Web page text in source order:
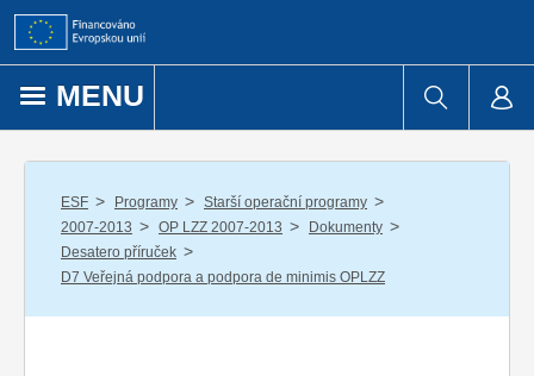
Přejít k obsahu
MENU
ESF / Programy / Starší operační programy /
2007-2013 / OP LZZ 2007-2013 / Dokumenty /
Desatero příruček /
D7 Veřejná podpora a podpora de minimis OPLZZ